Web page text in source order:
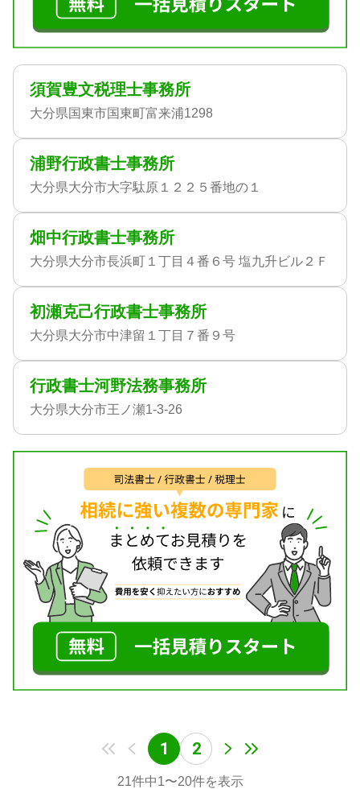
須賀豊文税理士事務所
大分県国東市国東町富来浦1298
浦野行政書士事務所
大分県大分市大字駄原１２２５番地の１
畑中行政書士事務所
大分県大分市長浜町１丁目４番６号 塩九升ビル２Ｆ
初瀬克己行政書士事務所
大分県大分市中津留１丁目７番９号
行政書士河野法務事務所
大分県大分市王ノ瀬1-3-26
1 2
21件中1〜20件を表示